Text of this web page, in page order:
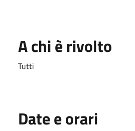
A chi è rivolto
Tutti
Date e orari